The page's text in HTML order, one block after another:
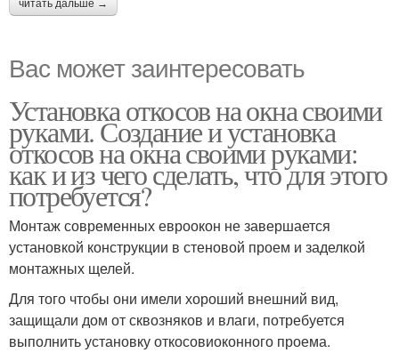
читать дальше →
Вас может заинтересовать
Установка откосов на окна своими
руками. Создание и установка
откосов на окна своими руками:
как и из чего сделать, что для этого
потребуется?
Монтаж современных евроокон не завершается
установкой конструкции в стеновой проем и заделкой
монтажных щелей.
Для того чтобы они имели хороший внешний вид,
защищали дом от сквозняков и влаги, потребуется
выполнить установку откосовиоконного проема.